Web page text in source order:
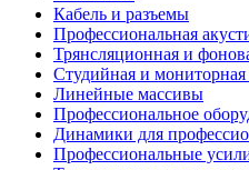
Кабель и разъемы
Профессиональная
Трянсляционная и
Студийная и мониторная
Линейные массивы
Профессиональное
Динамики для
Профессиональные